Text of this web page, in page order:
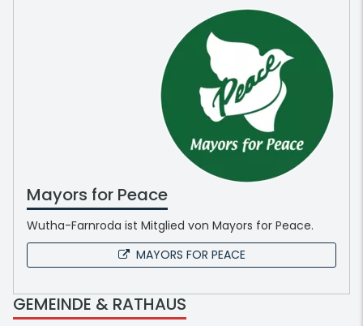
Mayors for Peace
Wutha-Farnroda ist Mitglied von Mayors for Peace.
MAYORS FOR PEACE
GEMEINDE & RATHAUS